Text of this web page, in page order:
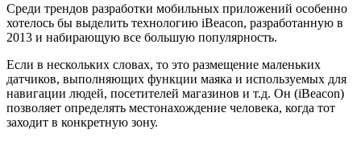
Среди трендов разработки мобильных приложений особенно
хотелось бы выделить технологию iBeacon, разработанную в
2013 и набирающую все большую популярность.
Если в нескольких словах, то это размещение маленьких
датчиков, выполняющих функции маяка и используемых для
навигации людей, посетителей магазинов и т.д. Он (iBeacon)
позволяет определять местонахождение человека, когда тот
заходит в конкретную зону.